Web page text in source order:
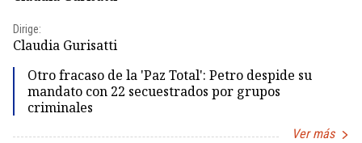
Dirige:
Claudia Gurisatti
Otro fracaso de la 'Paz Total': Petro despide su
mandato con 22 secuestrados por grupos
criminales
Ver más